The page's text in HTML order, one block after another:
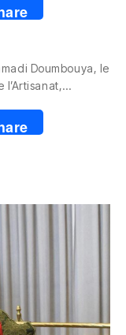
Doumbouya, le
l’Artisanat,…